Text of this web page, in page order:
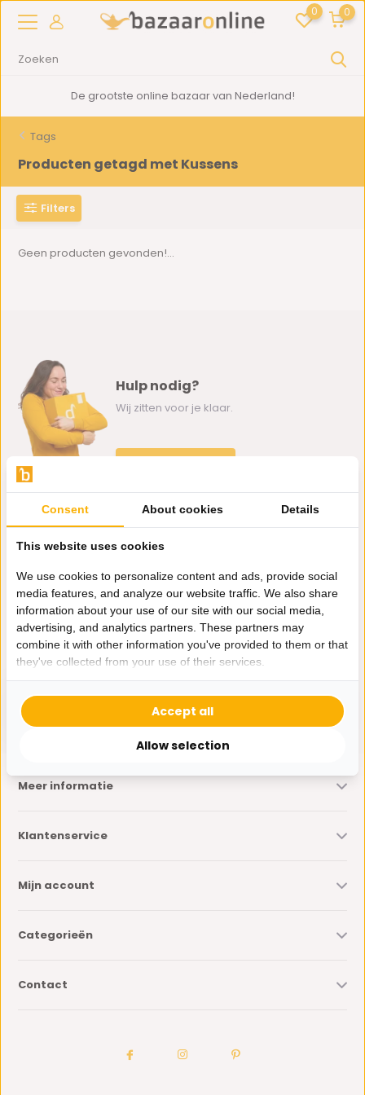
0 0
De grootste online bazaar van Nederland!
Tags
Producten getagd met Kussens
Filters
Geen producten gevonden!...
Hulp nodig?
Wij zitten voor je klaar.
klantenservice@bazaaronline.nl
Ontvang de nieuwste aanbiedingen en promoties. We zullen
je niet spammen, beloofd.
* Lees hier de wettelijke beperkingen
Meer informatie
Klantenservice
Mijn account
Categorieën
Contact
Consent About cookies Details
This website uses cookies
We use cookies to personalize content and ads, provide social
media features, and analyze our website traffic. We also share
information about your use of our site with our social media,
advertising, and analytics partners. These partners may
combine it with other information you've provided to them or that
they've collected from your use of their services.
Allow selection
Accept all